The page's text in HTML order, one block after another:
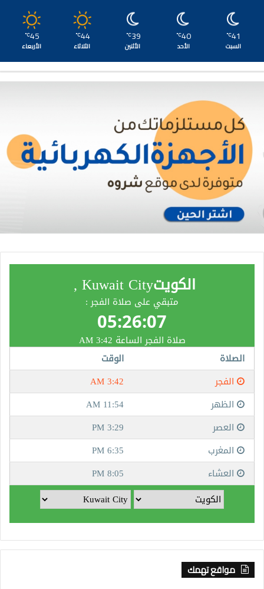
41
℃
السبت
40
℃
الأحد
39
℃
الأثنين
44
℃
الثلاثاء
45
℃
الأربعاء
مواقع تهمك